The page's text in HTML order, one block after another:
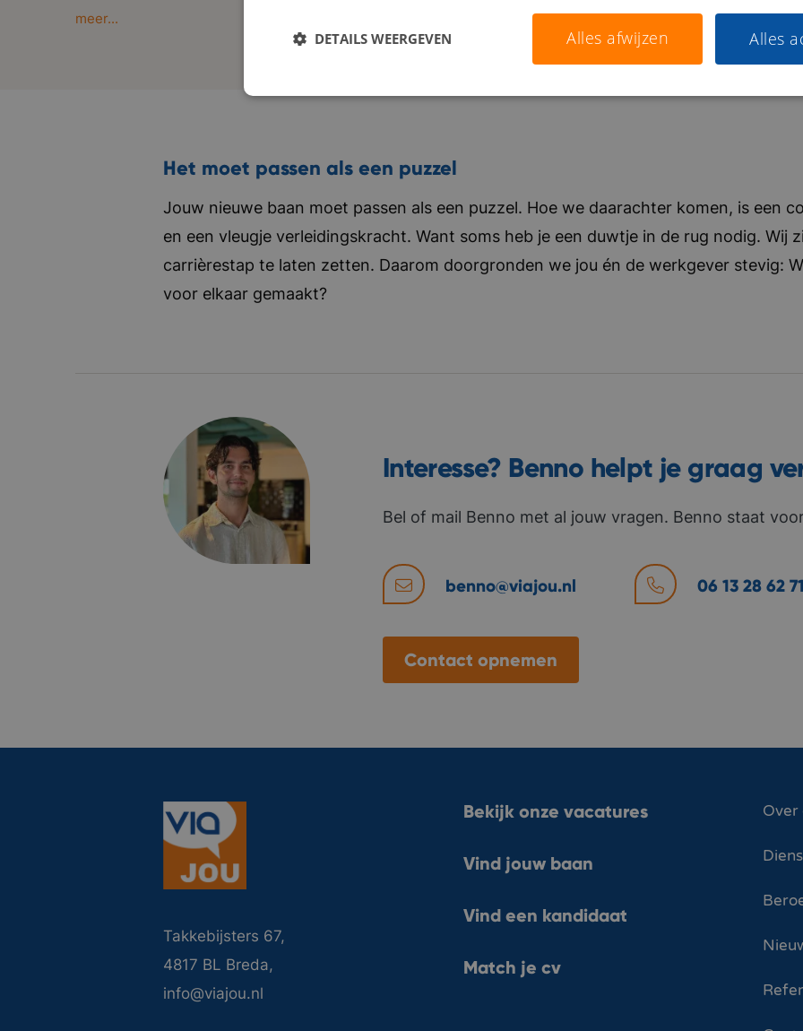
Minder dan 24
meer...
Het moet passen als een puzzel
Jouw nieuwe baan moet passen als een puzzel. Hoe we daarachter komen, is een
en een vleugje verleidingskracht. Want soms heb je een duwtje in de rug nodig. Wij
carrièrestap te laten zetten. Daarom doorgronden we jou én de werkgever stevig:
voor elkaar gemaakt?
Interesse? Benno helpt je graag
Bel of mail Benno met al jouw vragen. Benno staat
benno@viajou.nl 06 13 28 62
Contact opnemen
Takkebijsters 67,
4817 BL Breda,
info@viajou.nl
Bekijk onze vacatures
Vind jouw baan
Vind een kandidaat
Match je cv
Over
Alles
Alles afwijzen
DETAILS WEERGEVEN